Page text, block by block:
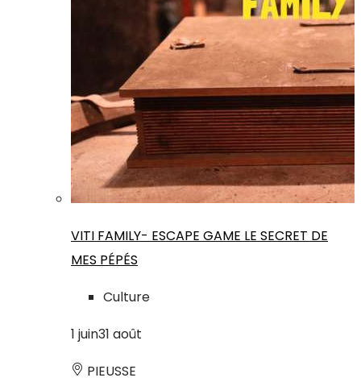
VITI FAMILY- ESCAPE GAME LE SECRET DE
MES PÉPÉS
Culture
1 juin31 août
PIEUSSE